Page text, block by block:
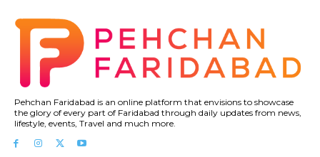
Pehchan Faridabad is an online platform that envisions to showcase
the glory of every part of Faridabad through daily updates from news,
lifestyle, events, Travel and much more.